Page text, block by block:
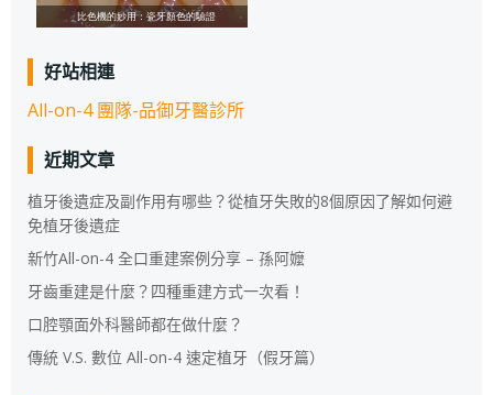
好站相連
All-on-4 團隊-品御牙醫診所
近期文章
植牙後遺症及副作用有哪些？從植牙失敗的8個原因了解如何避
免植牙後遺症
新竹All-on-4 全口重建案例分享 – 孫阿嬤
牙齒重建是什麼？四種重建方式一次看！
口腔顎面外科醫師都在做什麼？
傳統 V.S. 數位 All-on-4 速定植牙（假牙篇）